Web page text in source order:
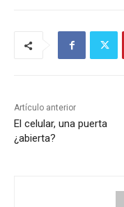
Artículo anterior
El celular, una puerta
¿abierta?